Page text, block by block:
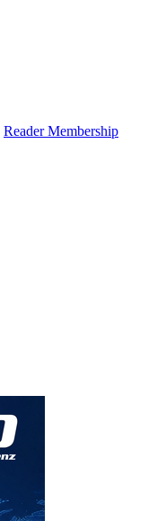
Reader Membership